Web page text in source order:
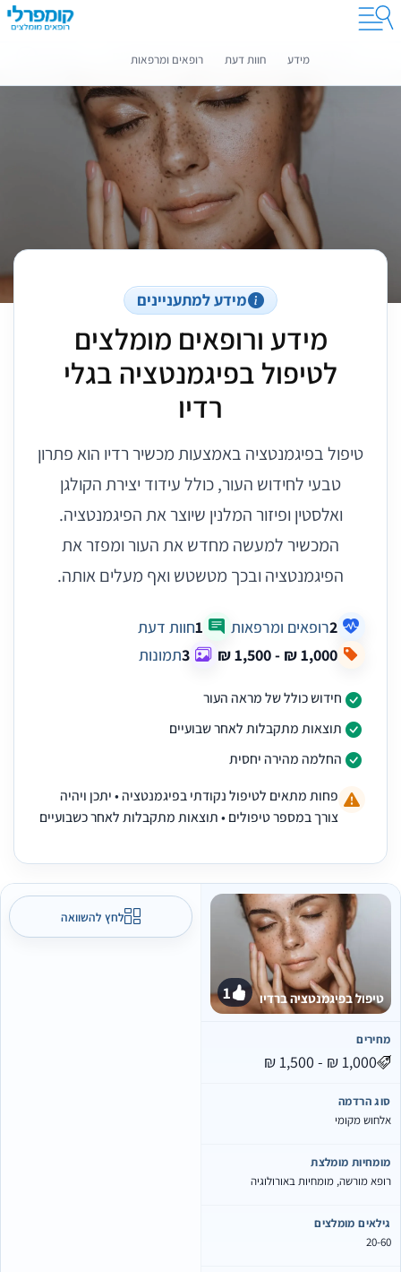
קומפרלי מסייעת לך לבחור רופאים מומלצים
מידע חוות דעת רופאים ומרפאות
מידע למתעניינים
מידע ורופאים מומלצים
לטיפול בפיגמנטציה בגלי
רדיו
טיפול בפיגמנטציה באמצעות מכשיר רדיו הוא פתרון
טבעי לחידוש העור, כולל עידוד יצירת הקולגן
ואלסטין ופיזור המלנין שיוצר את הפיגמנטציה.
המכשיר למעשה מחדש את העור ומפזר את
הפיגמנטציה ובכך מטשטש ואף מעלים אותה.
2רופאים ומרפאות 1חוות דעת
3תמונות
חידוש כולל של מראה העור
תוצאות מתקבלות לאחר שבועיים
החלמה מהירה יחסית
פחות מתאים לטיפול נקודתי בפיגמנטציה • יתכן ויהיה
צורך במספר טיפולים • תוצאות מתקבלות לאחר כשבועיים
לחץ להשוואה
טיפול בפיגמנטציה ברדיו 1
מחירים
‏1,000 ₪ - ‏1,500 ₪
סוג הרדמה
אלחוש מקומי
מומחיות מומלצת
רופא מורשה, מומחיות באורולוגיה
גילאים מומלצים
20-60